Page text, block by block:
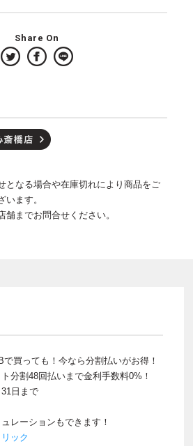
Share On
となる場合や在庫切れにより商品をご
います。
舗までお問合せください。
買っても！今なら分割払いがお得！
分割48回払いまで金利手数料0%！
日まで
レーションもできます！
ック